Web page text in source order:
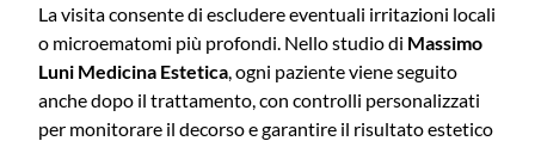
La visita consente di escludere eventuali irritazioni locali
o microematomi più profondi. Nello studio di Massimo
Luni Medicina Estetica, ogni paziente viene seguito
anche dopo il trattamento, con controlli personalizzati
per monitorare il decorso e garantire il risultato estetico